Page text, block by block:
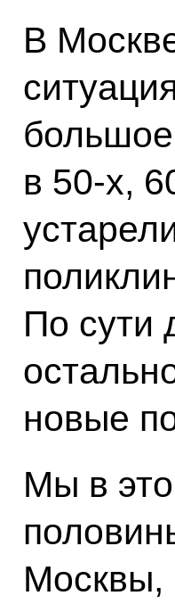
В
в 50-х,
По сути
новые
Мы в
Москвы,